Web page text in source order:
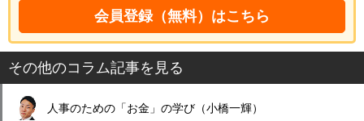
会員登録（無料）はこちら
その他のコラム記事を見る
人事のための「お金」の学び（小橋一輝）